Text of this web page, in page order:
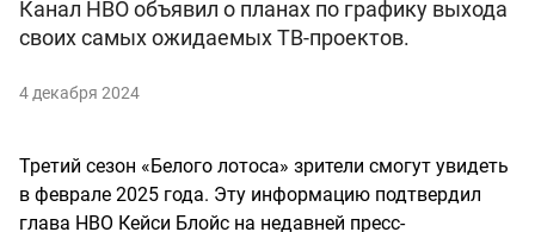
Канал HBO объявил о планах по графику выхода
своих самых ожидаемых ТВ-проектов.
4 декабря 2024
Третий сезон «Белого лотоса» зрители смогут увидеть
в феврале 2025 года. Эту информацию подтвердил
глава HBO Кейси Блойс на недавней пресс-